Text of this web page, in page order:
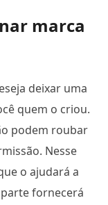
marca
deixar uma
quem o criou.
podem roubar
Nesse
o ajudará a
fornecerá